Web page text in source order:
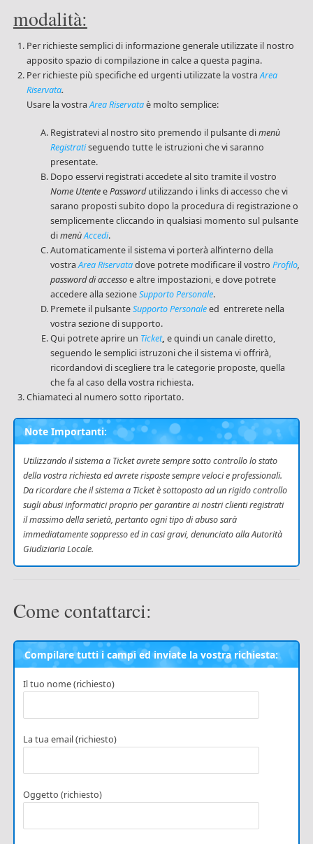
modalità:
Per richieste semplici di informazione generale utilizzate il nostro
apposito spazio di compilazione in calce a questa pagina.
Per richieste più specifiche ed urgenti utilizzate la vostraArea
Riservata.
Usare la vostraArea Riservataè molto semplice:
Registratevi al nostro sito premendo il pulsante dimenù
Registratiseguendo tutte le istruzioni che vi saranno
presentate.
Dopo esservi registrati accedete al sito tramite il vostro
Nome UtenteePasswordutilizzando i links di accesso che vi
sarano proposti subito dopo la procedura di registrazione o
semplicemente cliccando in qualsiasi momento sul pulsante
dimenùAccedi.
Automaticamente il sistema vi porterà all’interno della
vostraArea Riservatadove potrete modificare il vostro Profilo,
password di accessoe altre impostazioni, e dove potrete
accedere alla sezioneSupporto Personale.
Premete il pulsanteSupporto Personaleed entrerete nella
vostra sezione di supporto.
Qui potrete aprire un Ticket, e quindi un canale diretto,
seguendo le semplici istruzoni che il sistema vi offrirà,
ricordandovi di scegliere tra le categorie proposte, quella
che fa al caso della vostra richiesta.
Chiamateci al numero sotto riportato.
Note Importanti:
Utilizzando il sistema a Ticket avrete sempre sotto controllo lo stato
della vostra richiesta ed avrete risposte sempre veloci e professionali.
Da ricordare che il sistema a Ticket è sottoposto ad un rigido controllo
sugli abusi informatici proprio per garantire ai nostri clienti registrati
il massimo della serietà, pertanto ogni tipo di abuso sarà
immediatamente soppresso ed in casi gravi, denunciato alla Autorità
Giudiziaria Locale.
Come contattarci:
Compilare tutti i campi ed inviate la vostra richiesta:
Il tuo nome (richiesto)
La tua email (richiesto)
Oggetto (richiesto)